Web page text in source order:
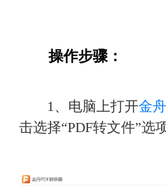
操作步骤：
1、电脑上打开金
击选择“PDF转文件”选